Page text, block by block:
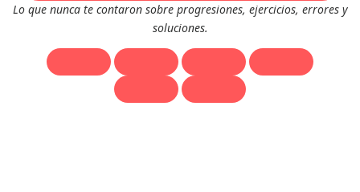
Lo que nunca te contaron sobre progresiones, ejercicios, errores y
soluciones.